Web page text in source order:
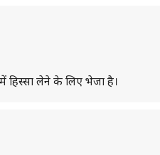
लेने के लिए भेजा है।